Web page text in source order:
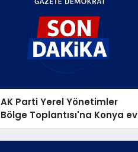
AK Parti Yerel Yönetimler
Bölge Toplantısı'na Konya ev
sahipliği yaptı